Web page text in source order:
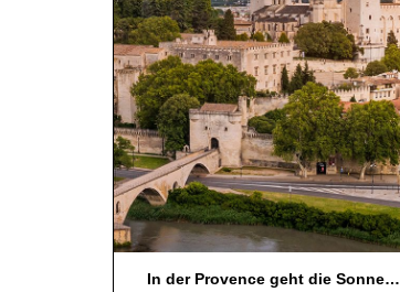
In der Provence geht die Sonne…